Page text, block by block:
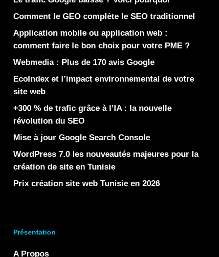
Comment le GEO complète le SEO traditionnel
Application mobile ou application web :
comment faire le bon choix pour votre PME ?
Webmedia : Plus de 170 avis Google
EcoIndex et l’impact environnemental de votre
site web
+300 % de trafic grâce à l’IA : la nouvelle
révolution du SEO
Mise à jour Google Search Console
WordPress 7.0 les nouveautés majeures pour la
création de site en Tunisie
Prix création site web Tunisie en 2026
Présentation
A Propos